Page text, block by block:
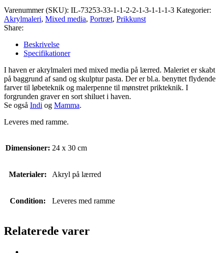
Varenummer (SKU): IL-73253-33-1-1-2-2-1-3-1-1-1-3 Kategorier:
Akrylmaleri, Mixed media, Portræt, Prikkunst
Share:
Beskrivelse
Specifikationer
I haven er akrylmaleri med mixed media på lærred. Maleriet er skabt
på baggrund af sand og skulptur pasta. Der er bl.a. benyttet flydende
farver til løbeteknik og malerpenne til mønstret prikteknik. I
forgrunden graver en sort shiluet i haven.
Se også Indi og Mamma.
Leveres med ramme.
Dimensioner: 24 x 30 cm
Materialer: Akryl på lærred
Condition: Leveres med ramme
Relaterede varer